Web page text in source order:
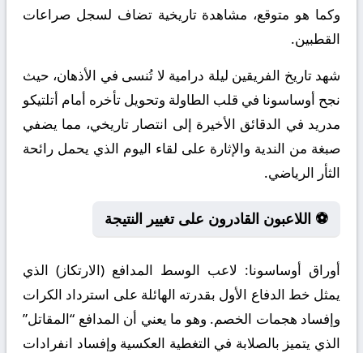
وكما هو متوقع، مشاهدة تاريخية تضاف لسجل صراعات
القطبين.
شهد تاريخ الفريقين ليلة درامية لا تُنسى في الأذهان، حيث
نجح أوساسونا في قلب الطاولة وتحويل تأخره أمام أتلتيكو
مدريد في الدقائق الأخيرة إلى انتصار تاريخي، مما يضفي
صبغة من الندية والإثارة على لقاء اليوم الذي يحمل رائحة
الثأر الرياضي.
⚽ اللاعبون القادرون على تغيير النتيجة
أوراق أوساسونا: لاعب الوسط المدافع (الارتكاز) الذي
يمثل خط الدفاع الأول بقدرته الهائلة على استرداد الكرات
وإفساد هجمات الخصم. وهو ما يعني أن المدافع “المقاتل”
الذي يتميز بالصلابة في التغطية العكسية وإفساد انفرادات